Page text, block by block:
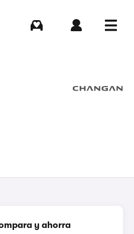
y ahorra